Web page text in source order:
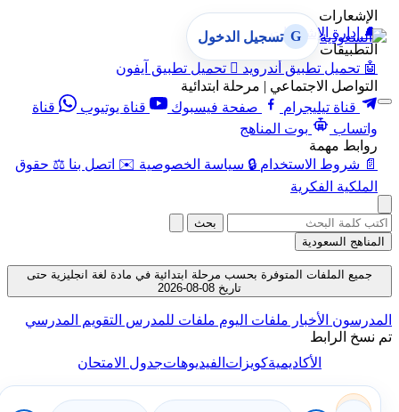
الإشعارات
🔔 إدارة الإشعارات
التطبيقات
🤖 تحميل تطبيق أندرويد  تحميل تطبيق آيفون
التواصل الاجتماعي | مرحلة ابتدائية
قناة تيليجرام
صفحة فيسبوك قناة يوتيوب
قناة
واتساب
بوت المناهج
روابط مهمة
📄 شروط الاستخدام 🔒 سياسة الخصوصية ✉️ اتصل بنا ⚖️ حقوق
الملكية الفكرية
G تسجيل الدخول
بحث
المناهج السعودية
جميع الملفات المتوفرة بحسب مرحلة ابتدائية في مادة لغة انجليزية حتى
تاريخ 08-08-2026
المدرسون الأخبار ملفات اليوم ملفات للمدرس التقويم المدرسي
تم نسخ الرابط
الأكاديميةكويزاتالفيديوهاتجدول الامتحان